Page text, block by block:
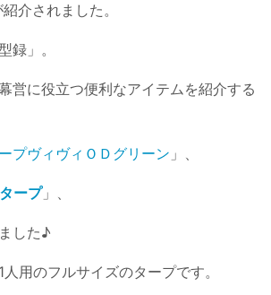
介されました。
録」。
営に役立つ便利なアイテムを紹介する
プヴィヴィＯＤグリーン 」、
ープ」、
した♪
用のフルサイズのタープです。